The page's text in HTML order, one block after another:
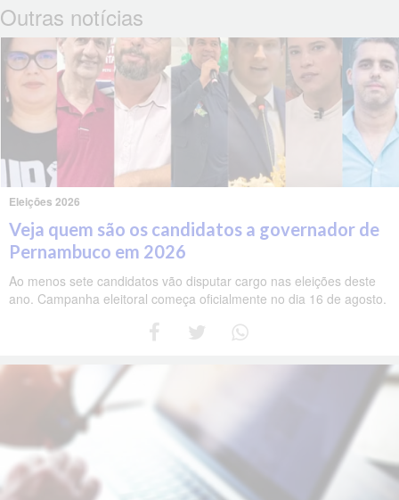
Outras notícias
Eleições 2026
Veja quem são os candidatos a governador de
Pernambuco em 2026
Ao menos sete candidatos vão disputar cargo nas eleições deste
ano. Campanha eleitoral começa oficialmente no dia 16 de agosto.